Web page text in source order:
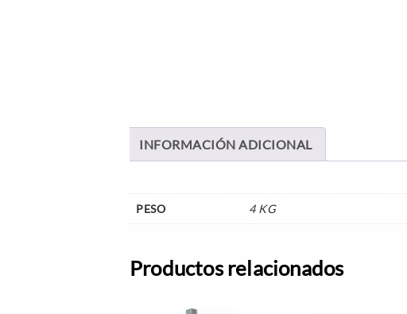
INFORMACIÓN ADICIONAL
PESO 4 KG
Productos relacionados